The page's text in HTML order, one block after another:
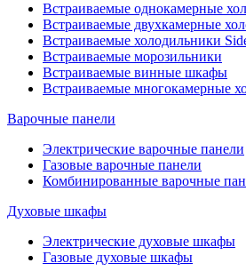
Встраиваемые однокамерные
Встраиваемые двухкамерные
Встраиваемые холодильники
Встраиваемые морозильники
Встраиваемые винные шкафы
Встраиваемые многокамерные
Варочные панели
Электрические варочные панели
Газовые варочные панели
Комбинированные варочные
Духовые шкафы
Электрические духовые шкафы
Газовые духовые шкафы